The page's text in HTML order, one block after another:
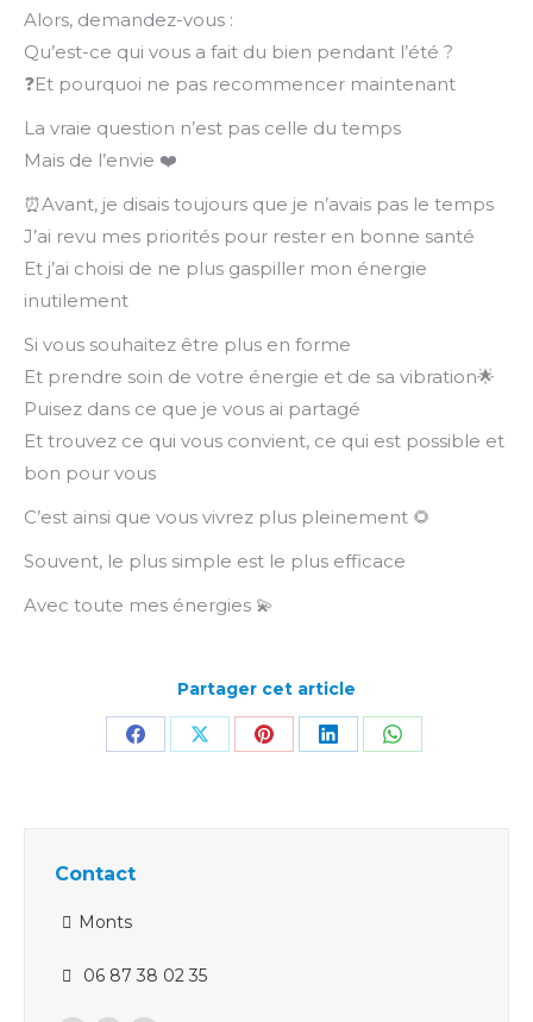
Alors, demandez-vous :
Qu’est-ce qui vous a fait du bien pendant l’été ?
❓Et pourquoi ne pas recommencer maintenant
La vraie question n’est pas celle du temps
Mais de l’envie ❤️
⏰Avant, je disais toujours que je n’avais pas le temps
J’ai revu mes priorités pour rester en bonne santé
Et j’ai choisi de ne plus gaspiller mon énergie
inutilement
Si vous souhaitez être plus en forme
Et prendre soin de votre énergie et de sa vibration🌟
Puisez dans ce que je vous ai partagé
Et trouvez ce qui vous convient, ce qui est possible et
bon pour vous
C’est ainsi que vous vivrez plus pleinement 🌻
Souvent, le plus simple est le plus efficace
Avec toute mes énergies 💫
Partager cet article
PartagerPartagerPartagerPartagerPartager
Contact
Monts
06 87 38 02 35